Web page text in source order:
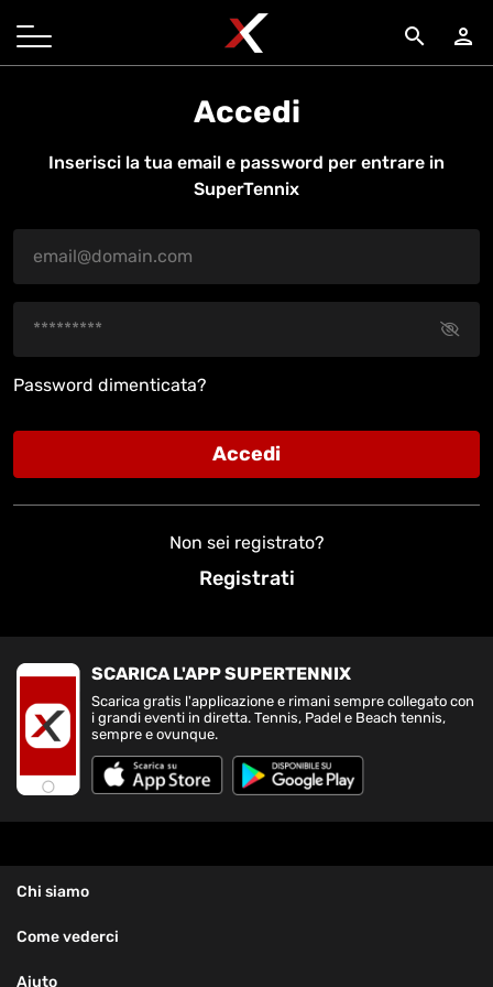
search person
Accedi
Inserisci la tua email e password per entrare in
SuperTennix
Password dimenticata?
Accedi
Non sei registrato?
Registrati
SCARICA L'APP SUPERTENNIX
Scarica gratis l'applicazione e rimani sempre collegato con
i grandi eventi in diretta. Tennis, Padel e Beach tennis,
sempre e ovunque.
Chi siamo
Come vederci
Aiuto